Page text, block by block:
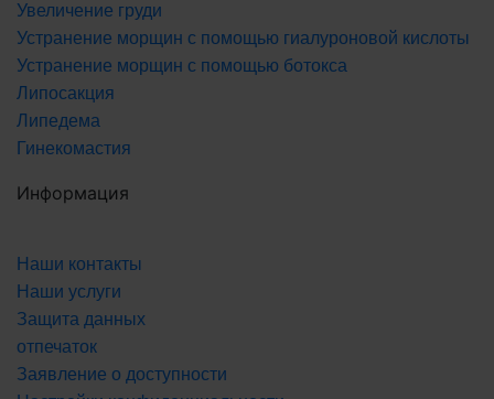
Увеличение груди
Устранение морщин с помощью гиалуроновой кислоты
Устранение морщин с помощью ботокса
Липосакция
Липедема
Гинекомастия
Информация
Наши контакты
Наши услуги
Защита данных
отпечаток
Заявление о доступности